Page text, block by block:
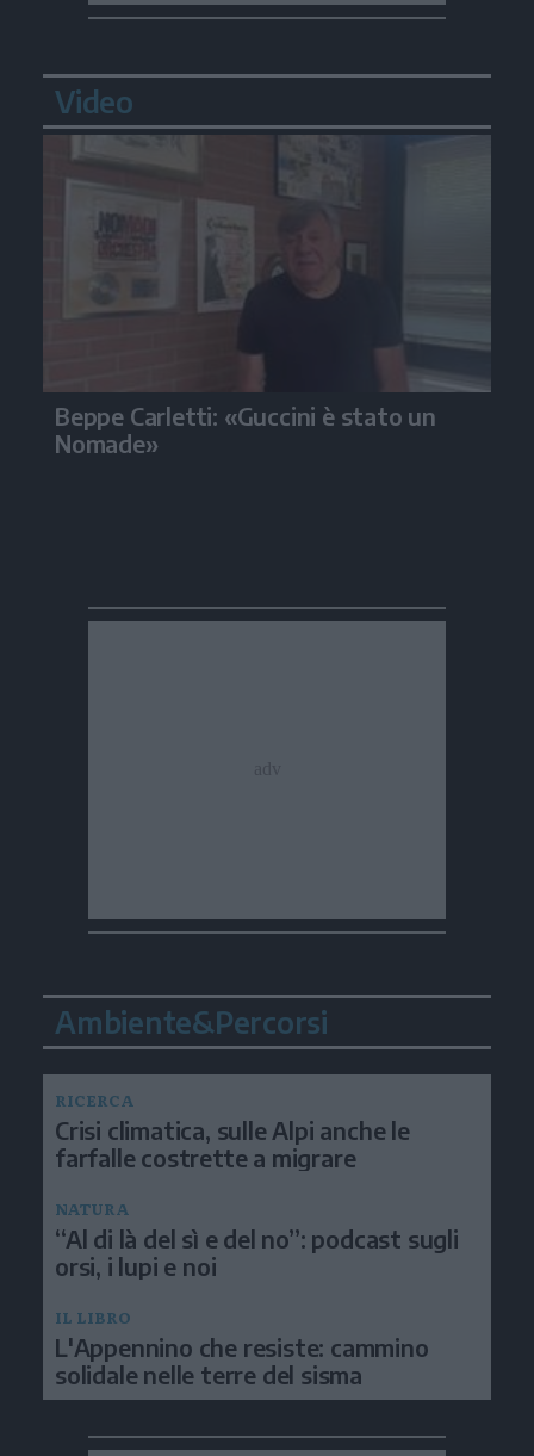
Video
Beppe Carletti: «Guccini è stato un
Nomade»
Ambiente&Percorsi
RICERCA
Crisi climatica, sulle Alpi anche le
farfalle costrette a migrare
NATURA
“Al di là del sì e del no”: podcast sugli
orsi, i lupi e noi
IL LIBRO
L'Appennino che resiste: cammino
solidale nelle terre del sisma